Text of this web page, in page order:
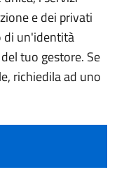
e dei privati
di un'identità
tuo gestore. Se
richiedila ad uno